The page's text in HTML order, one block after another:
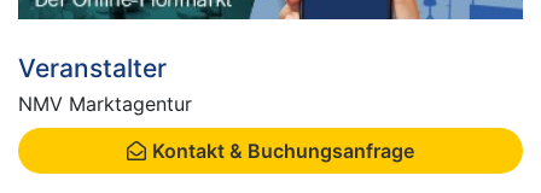
Veranstalter
NMV Marktagentur
Kontakt & Buchungsanfrage